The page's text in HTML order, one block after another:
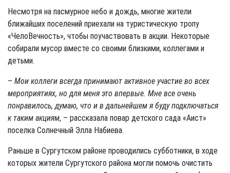
Несмотря на пасмурное небо и дождь, многие жители
ближайших поселений приехали на туристическую тропу
«ЧелоВечность», чтобы поучаствовать в акции. Некоторые
собирали мусор вместе со своими близкими, коллегами и
детьми.
– Мои коллеги всегда принимают активное участие во всех
мероприятиях, но для меня это впервые. Мне все очень
понравилось, думаю, что и в дальнейшем я буду подключаться
к таким акциям, – рассказала повар детского сада «Аист»
поселка Солнечный Элла Набиева.
Раньше в Сургутском районе проводились субботники, в ходе
которых жители Сургутского района могли помочь очистить